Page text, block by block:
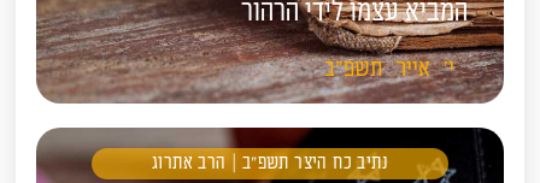
המביא עצמו לידי הרהור
י' אייר תשפ"ב
נתיב כח היצר תשפ"ב | הרב אתרוג